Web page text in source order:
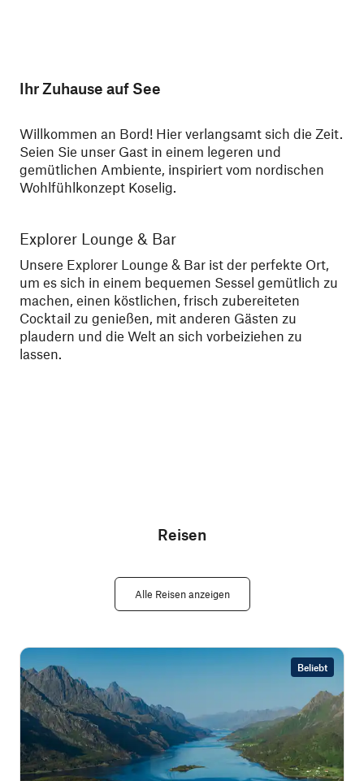
Ihr Zuhause auf See
Willkommen an Bord! Hier verlangsamt sich die Zeit.
Seien Sie unser Gast in einem legeren und
gemütlichen Ambiente, inspiriert vom nordischen
Wohlfühlkonzept Koselig.
Explorer Lounge & Bar
Unsere Explorer Lounge & Bar ist der perfekte Ort,
um es sich in einem bequemen Sessel gemütlich zu
machen, einen köstlichen, frisch zubereiteten
Cocktail zu genießen, mit anderen Gästen zu
plaudern und die Welt an sich vorbeiziehen zu
lassen.
Reisen
Alle Reisen anzeigen
Beliebt